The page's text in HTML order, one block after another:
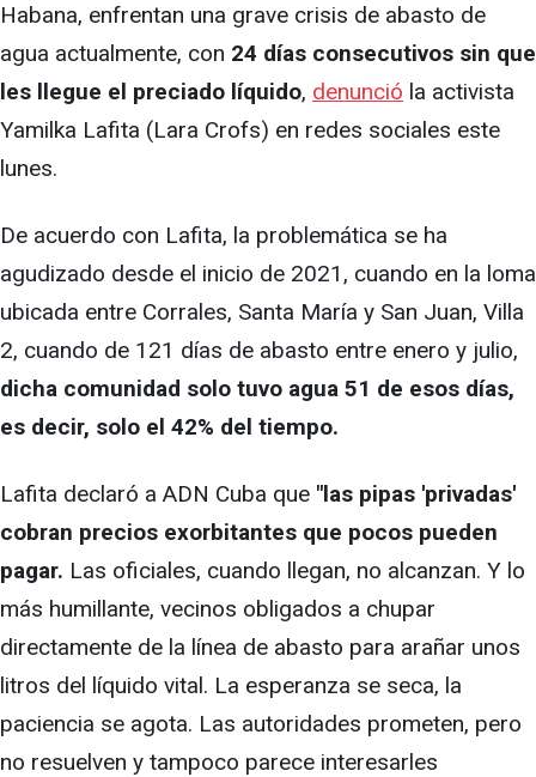
Habana, enfrentan una grave crisis de abasto de
agua actualmente, con 24 días consecutivos sin que
les llegue el preciado líquido, denunció la activista
Yamilka Lafita (Lara Crofs) en redes sociales este
lunes.
De acuerdo con Lafita, la problemática se ha
agudizado desde el inicio de 2021, cuando en la loma
ubicada entre Corrales, Santa María y San Juan, Villa
2, cuando de 121 días de abasto entre enero y julio,
dicha comunidad solo tuvo agua 51 de esos días,
es decir, solo el 42% del tiempo.
Lafita declaró a ADN Cuba que "las pipas 'privadas'
cobran precios exorbitantes que pocos pueden
pagar. Las oficiales, cuando llegan, no alcanzan. Y lo
más humillante, vecinos obligados a chupar
directamente de la línea de abasto para arañar unos
litros del líquido vital. La esperanza se seca, la
paciencia se agota. Las autoridades prometen, pero
no resuelven y tampoco parece interesarles